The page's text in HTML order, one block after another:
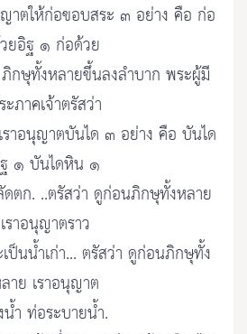
าตให้ก่อขอบสระ ๓ อย่าง คือ ก่อ
ยอิฐ ๑ ก่อด้วย
ษุทั้งหลายขึ้นลงลำบาก พระผู้มี
ภาคเจ้าตรัสว่า
าอนุญาตบันได ๓ อย่าง คือ บันได
๑ บันไดหิน ๑
ตก. ..ตรัสว่า ดูก่อนภิกษุทั้งหลาย
เราอนุญาตราว
ป็นน้ำเก่า... ตรัสว่า ดูก่อนภิกษุทั้ง
าย เราอนุญาต
น้ำ ท่อระบายน้ำ.